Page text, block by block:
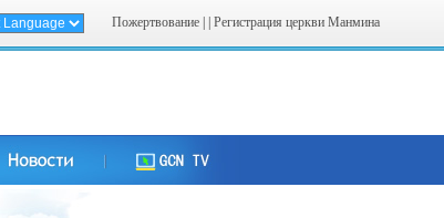
Пожертвование Регистрация церкви Манмина